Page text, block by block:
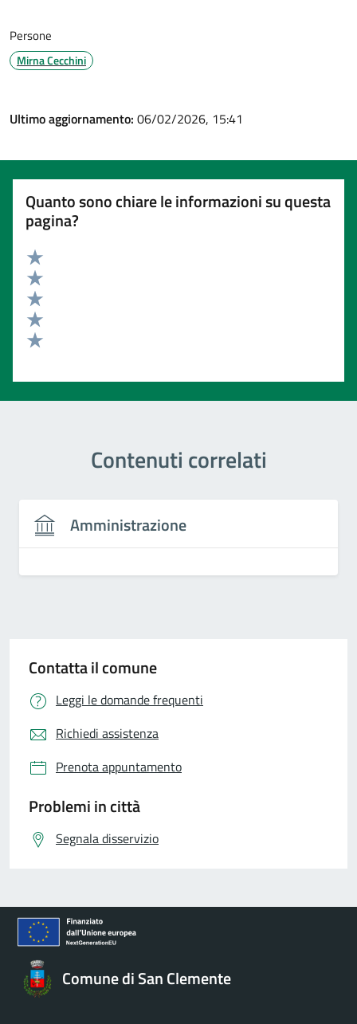
Persone
Mirna Cecchini
Ultimo aggiornamento: 06/02/2026, 15:41
Quanto sono chiare le informazioni su questa
pagina?
Valuta 5 stelle su 5
Valuta 4 stelle su 5
Valuta 3 stelle su 5
Valuta 2 stelle su 5
Contenuti correlati
Amministrazione
Contatta il comune
Leggi le domande frequenti
Richiedi assistenza
Prenota appuntamento
Problemi in città
Segnala disservizio
Comune di San Clemente